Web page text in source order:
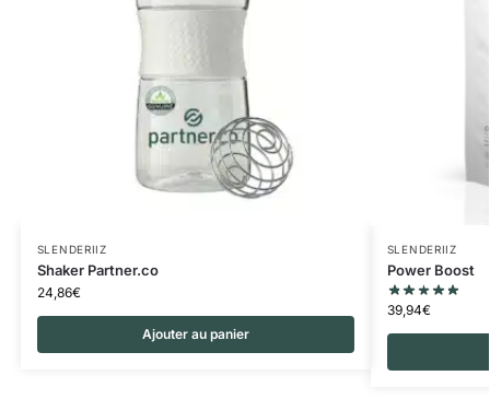
SLENDERIIZ
Shaker Partner.co
24,86€
Ajouter au panier
SLENDERIIZ
Power Boost
39,94€